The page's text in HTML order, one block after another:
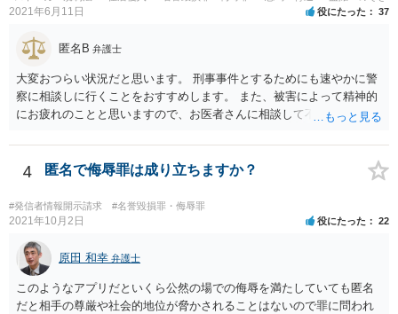
産はご相談者様の財産とは扱われません。もっとも、相手方がご相談
者様に対し、賠償金の用意のためご両親に協力を依頼するよう求めて
くることはあり得ます。 ・弁護士から連絡がある場合、通常は、連絡
先・請求額・支払先などが記載された書面が郵送されてくる場合が多
いと思料いたします。
2021年6月11日 役にたった 37
匿名B 弁護士
大変おつらい状況だと思います。 刑事事件とするためにも速やかに警
察に相談しに行くことをおすすめします。 また、被害によって精神的
にお疲れのことと思いますので、お医者さんに相談して不安な気持ち
4 匿名で侮辱罪は成り立ちますか？
#発信者情報開示請求 #名誉毀損罪・侮辱罪
2021年10月2日 役にたった 22
原田 和幸 弁護士
このようなアプリだといくら公然の場での侮辱を満たしていても匿名
だと相手の尊厳や社会的地位が脅かされることはないので罪に問われ